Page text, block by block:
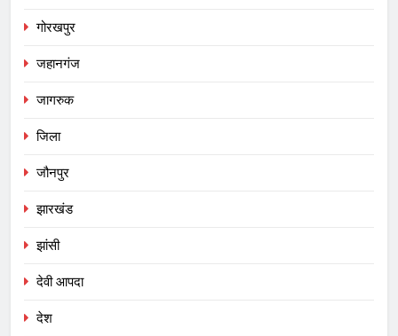
गोरखपुर
जहानगंज
जागरुक
जिला
जौनपुर
झारखंड
झांसी
देवी आपदा
देश